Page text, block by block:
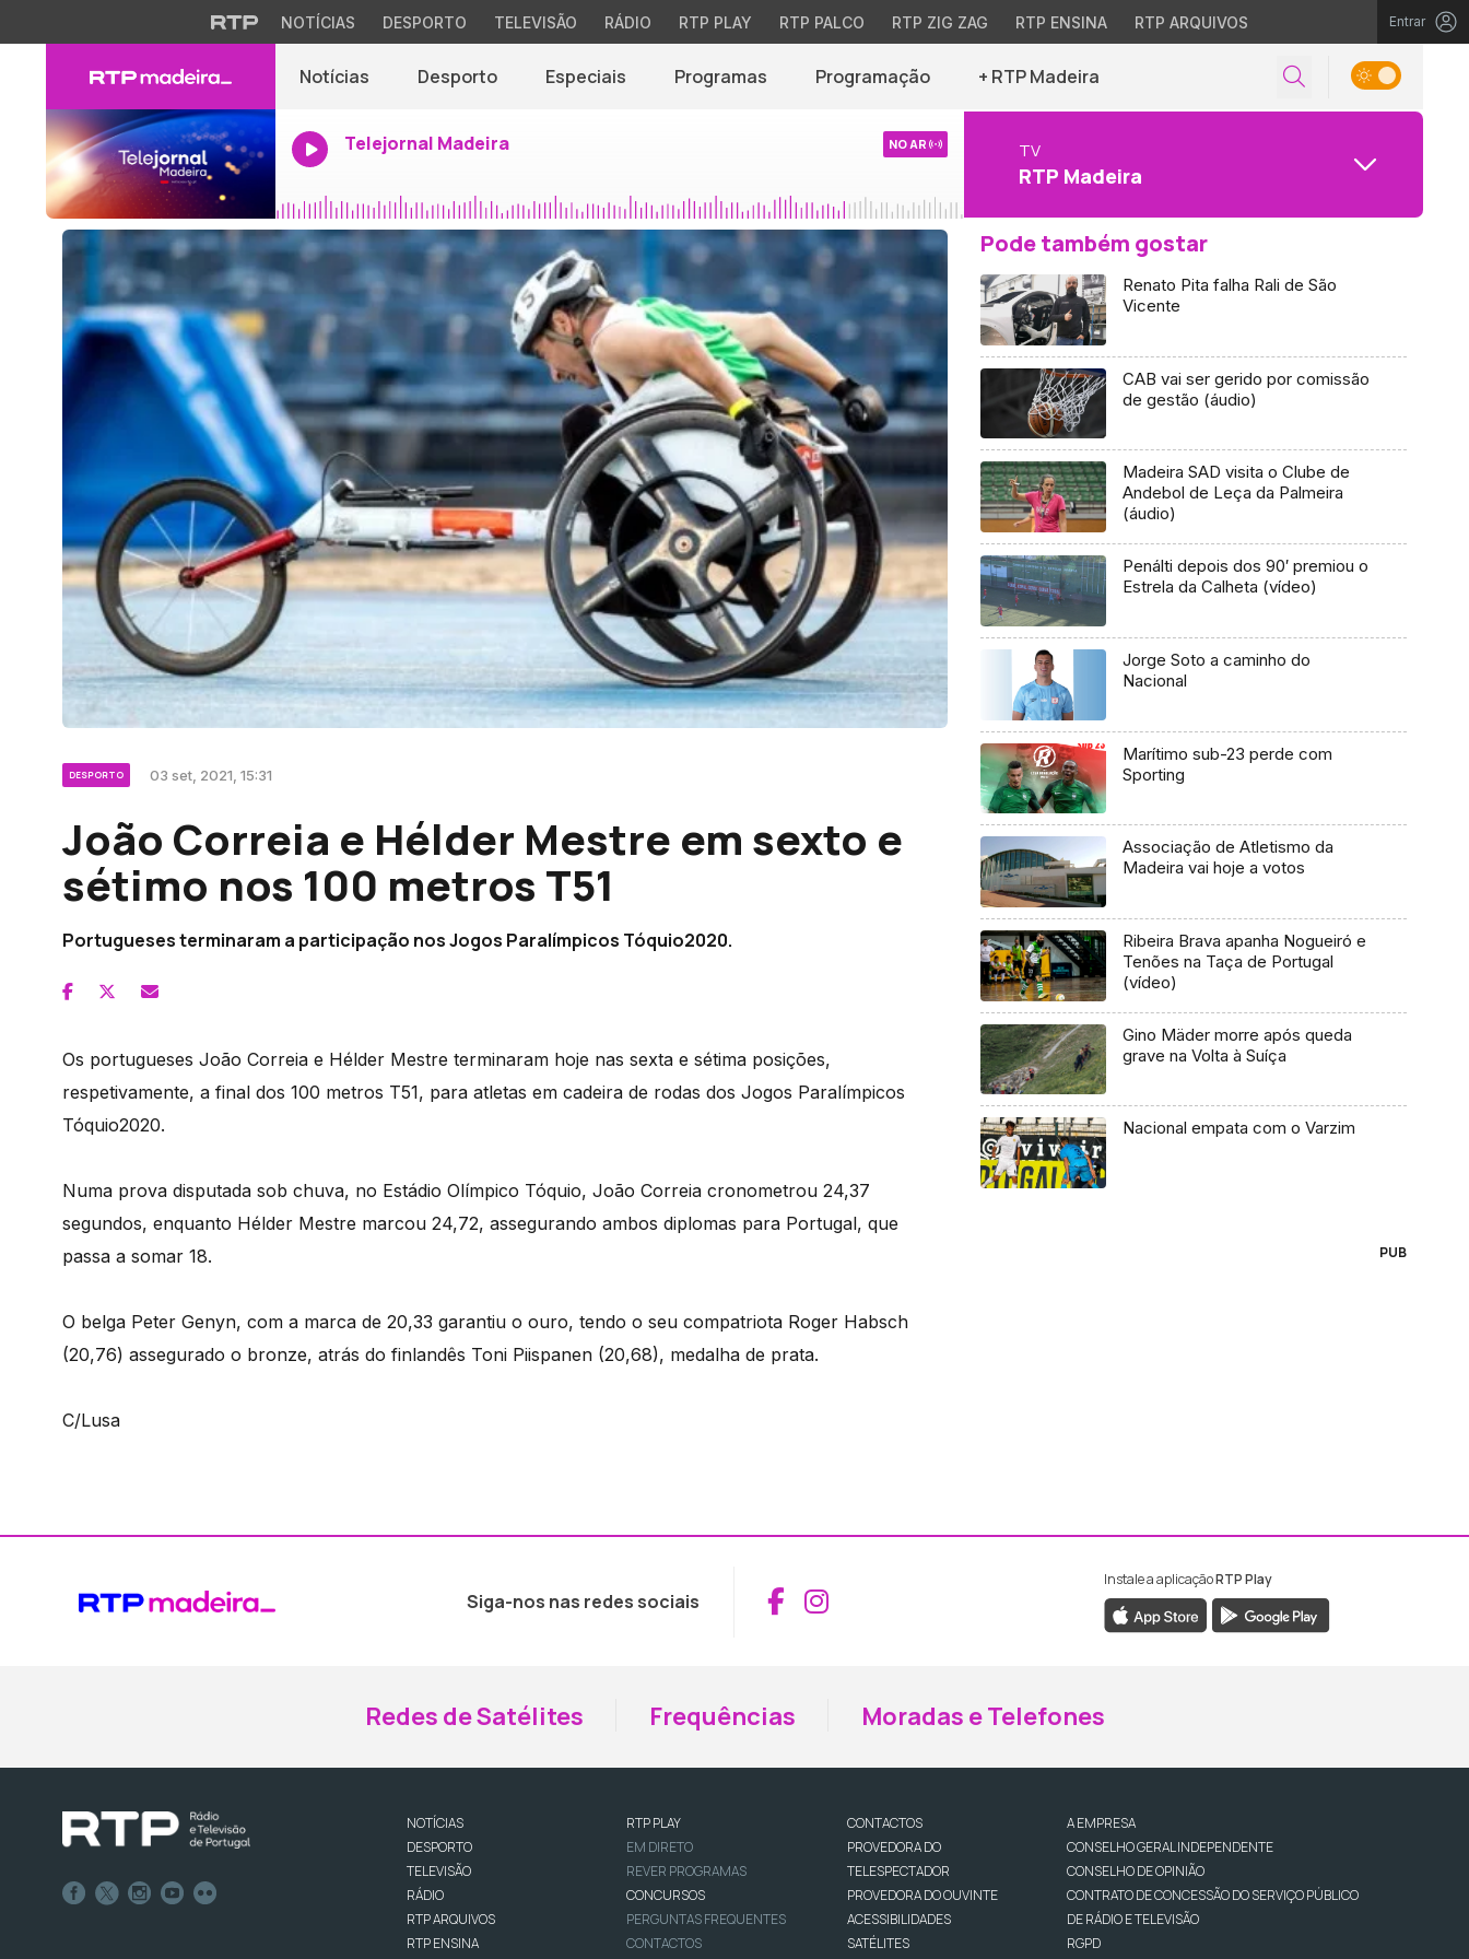
NOTÍCIAS DESPORTO TELEVISÃO RÁDIO RTP PLAY RTP PALCO RTP ZIG ZAG RTP ENSINA RTP ARQUIVOS Entrar
Notícias Desporto Especiais Programas Programação + RTP Madeira
Telejornal Madeira NO AR TV
RTP Madeira
DESPORTO 03 set, 2021, 15:31
João Correia e Hélder Mestre em sexto e
sétimo nos 100 metros T51
Portugueses terminaram a participação nos Jogos Paralímpicos Tóquio2020.
Os portugueses João Correia e Hélder Mestre terminaram hoje nas sexta e sétima posições,
respetivamente, a final dos 100 metros T51, para atletas em cadeira de rodas dos Jogos Paralímpicos
Tóquio2020.
Numa prova disputada sob chuva, no Estádio Olímpico Tóquio, João Correia cronometrou 24,37
segundos, enquanto Hélder Mestre marcou 24,72, assegurando ambos diplomas para Portugal, que
passa a somar 18.
O belga Peter Genyn, com a marca de 20,33 garantiu o ouro, tendo o seu compatriota Roger Habsch
(20,76) assegurado o bronze, atrás do finlandês Toni Piispanen (20,68), medalha de prata.
C/Lusa
Pode também gostar
Renato Pita falha Rali de São
Vicente
CAB vai ser gerido por comissão
de gestão (áudio)
Madeira SAD visita o Clube de
Andebol de Leça da Palmeira
(áudio)
Penálti depois dos 90′ premiou o
Estrela da Calheta (vídeo)
Jorge Soto a caminho do
Nacional
Marítimo sub-23 perde com
Sporting
Associação de Atletismo da
Madeira vai hoje a votos
Ribeira Brava apanha Nogueiró e
Tenões na Taça de Portugal
(vídeo)
Gino Mäder morre após queda
grave na Volta à Suíça
Nacional empata com o Varzim
PUB
Siga-nos nas redes sociais Aceder ao Facebook da RTP Madeira
Aceder ao Instagram da RTP Madeira
Instale a aplicaçãoRTP Play
Redes de Satélites Frequências Moradas e Telefones
NOTÍCIAS
DESPORTO
TELEVISÃO
RÁDIO
RTP ARQUIVOS
RTP ENSINA
RTP PLAY
EM DIRETO
REVER PROGRAMAS
CONCURSOS
PERGUNTAS FREQUENTES
CONTACTOS
CONTACTOS
PROVEDORA DO
TELESPECTADOR
PROVEDORA DO OUVINTE
ACESSIBILIDADES
SATÉLITES
A EMPRESA
CONSELHO GERAL INDEPENDENTE
CONSELHO DE OPINIÃO
CONTRATO DE CONCESSÃO DO SERVIÇO PÚBLICO
DE RÁDIO E TELEVISÃO
RGPD